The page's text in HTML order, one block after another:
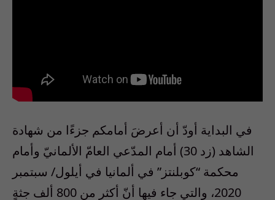
في البداية أودّ أن أعرضَ أمامكم جزءًا من شهادة
الشاهد (زد 30) أمام المدّعي العامّ الألمانيّ وأمام
محكمة “كوبلنتز” في ألمانيا في أيلول/ سبتمبر
2020، والتي جاء فيها أنّ أكثر من 800 ألف جثةٍ